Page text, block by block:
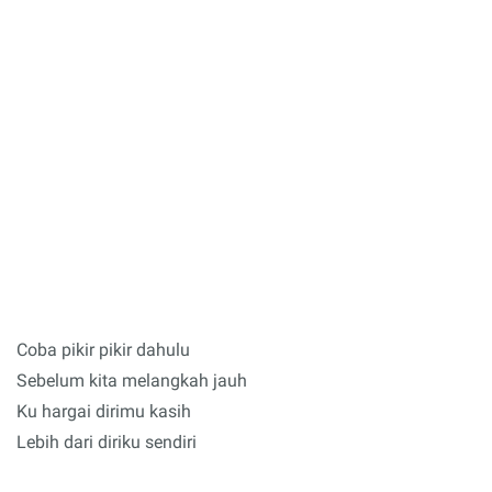
Coba pikir pikir dahulu
Sebelum kita melangkah jauh
Ku hargai dirimu kasih
Lebih dari diriku sendiri